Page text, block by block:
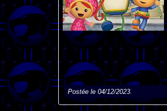
Postée le 04/12/2023.